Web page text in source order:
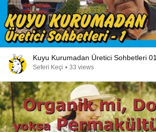
Kuyu Kurumadan Üretici Sohbetleri 01
Seferi Keçi • 33 views